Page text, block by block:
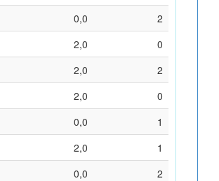
0,0
2
2,0
0
2,0
2
2,0
0
0,0
1
2,0
1
0,0
2